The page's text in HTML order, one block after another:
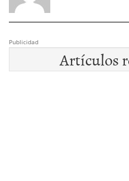
Publicidad
Artículos